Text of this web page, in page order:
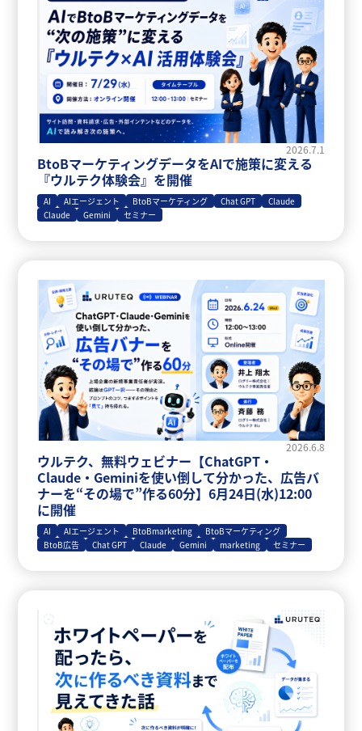
2026.7.1
BtoBマーケティングデータをAIで施策に変える
『ウルテク体験会』を開催
AI AIエージェント BtoBマーケティング Chat GPT
Claude
Claude
Gemini セミナー
2026.6.8
ウルテク、無料ウェビナー【ChatGPT・
Claude・Geminiを使い倒して分かった、広告バ
ナーを“その場で”作る60分】6月24日(水)12:00
に開催
AI AIエージェント BtoBmarketing
BtoBマーケティング
BtoB広告
Chat GPT Claude Gemini marketing セミナー